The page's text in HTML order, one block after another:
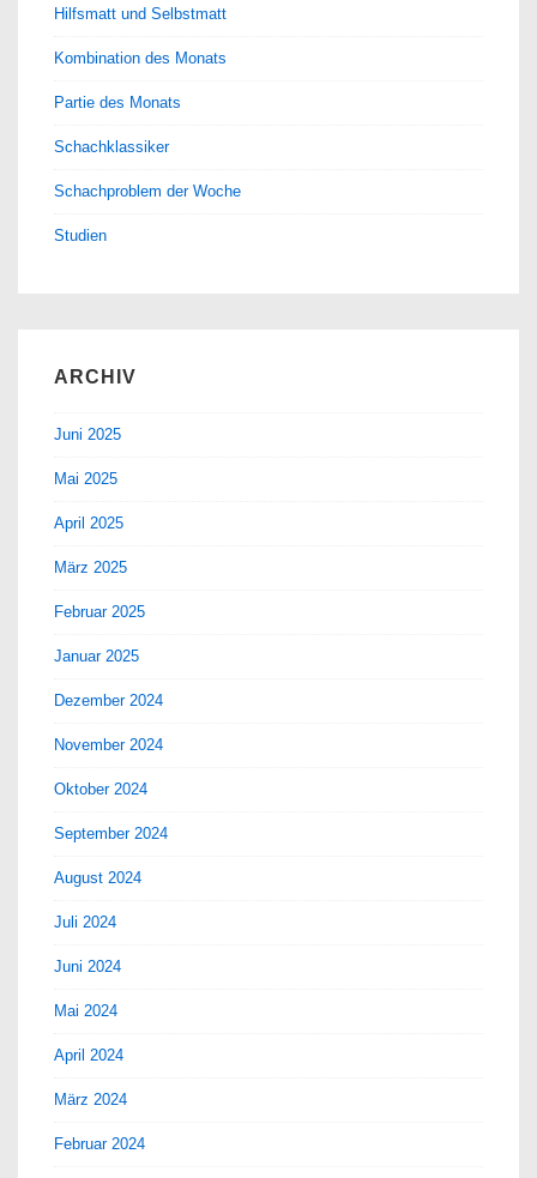
Hilfsmatt und Selbstmatt
Kombination des Monats
Partie des Monats
Schachklassiker
Schachproblem der Woche
Studien
ARCHIV
Juni 2025
Mai 2025
April 2025
März 2025
Februar 2025
Januar 2025
Dezember 2024
November 2024
Oktober 2024
September 2024
August 2024
Juli 2024
Juni 2024
Mai 2024
April 2024
März 2024
Februar 2024